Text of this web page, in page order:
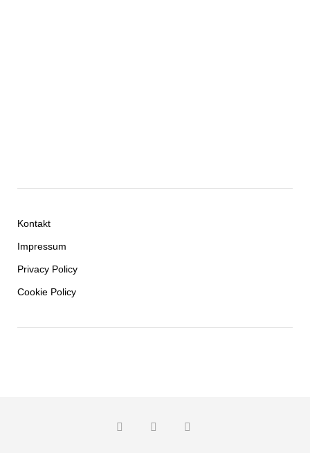
Kontakt
Impressum
Privacy Policy
Cookie Policy